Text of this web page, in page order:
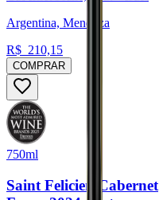
Argentina, Mendoza
R$ 210,15
COMPRAR
750ml
Saint Felicien Cabernet